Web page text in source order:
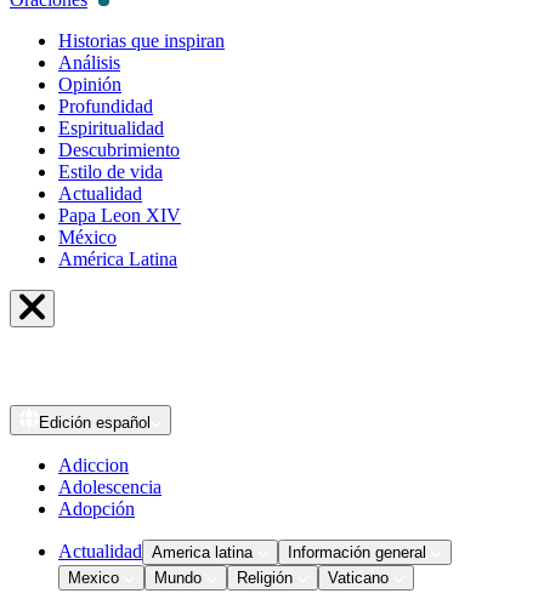
Historias que inspiran
Análisis
Opinión
Profundidad
Espiritualidad
Descubrimiento
Estilo de vida
Actualidad
Papa Leon XIV
México
América Latina
Edición español
Adiccion
Adolescencia
Adopción
Actualidad America latina
Información general
Mexico
Mundo Religión Vaticano